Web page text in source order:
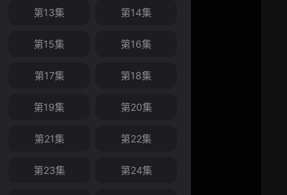
第13集 第14集
第15集 第16集
第17集 第18集
第19集 第20集
第21集 第22集
第23集 第24集